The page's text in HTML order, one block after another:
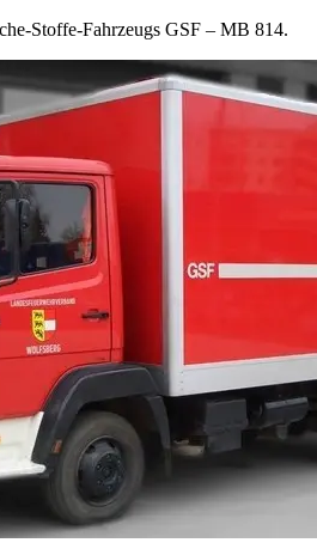
Stoffe-Fahrzeugs GSF – MB 814.